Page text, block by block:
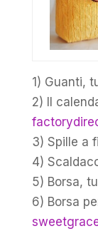
1) Guanti,
2) Il
3) Spille a
4)
5) Borsa,
6) Borsa